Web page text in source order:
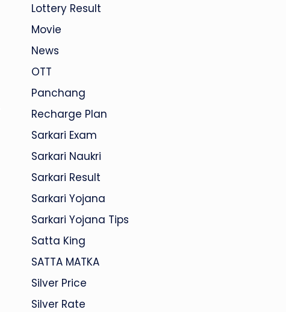
Lottery Result
Movie
News
OTT
Panchang
Recharge Plan
Sarkari Exam
Sarkari Naukri
Sarkari Result
Sarkari Yojana
Sarkari Yojana Tips
Satta King
SATTA MATKA
Silver Price
Silver Rate